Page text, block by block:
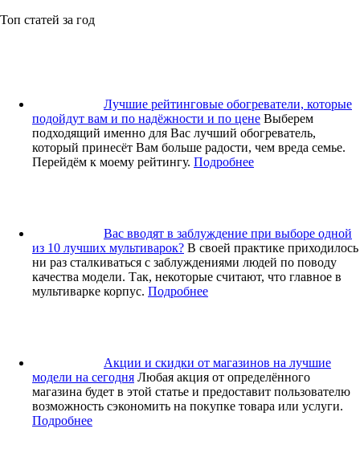
Топ статей за год
Лучшие рейтинговые обогреватели, которые
подойдут вам и по надёжности и по цене Выберем
подходящий именно для Вас лучший обогреватель,
который принесёт Вам больше радости, чем вреда семье.
Перейдём к моему рейтингу. Подробнее
Вас вводят в заблуждение при выборе одной
из 10 лучших мультиварок? В своей практике приходилось
ни раз сталкиваться с заблуждениями людей по поводу
качества модели. Так, некоторые считают, что главное в
мультиварке корпус. Подробнее
Акции и скидки от магазинов на лучшие
модели на сегодня Любая акция от определённого
магазина будет в этой статье и предоставит пользователю
возможность сэкономить на покупке товара или услуги.
Подробнее